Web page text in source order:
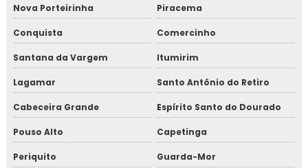
Nova Porteirinha Piracema
Conquista Comercinho
Santana da Vargem Itumirim
Lagamar Santo Antônio do Retiro
Cabeceira Grande Espírito Santo do Dourado
Pouso Alto Capetinga
Periquito Guarda-Mor